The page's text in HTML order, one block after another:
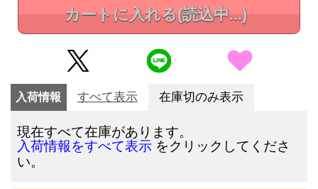
カートに入れる(読込中...)
入荷情報 すべて表示 在庫切のみ表示
現在すべて在庫があります。
入荷情報をすべて表示 をクリックしてくださ
い。